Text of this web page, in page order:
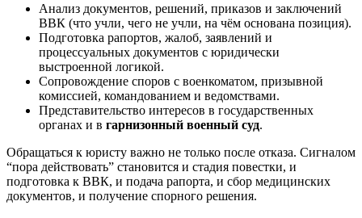
Анализ документов, решений, приказов и заключений
ВВК (что учли, чего не учли, на чём основана позиция).
Подготовка рапортов, жалоб, заявлений и
процессуальных документов с юридически
выстроенной логикой.
Сопровождение споров с военкоматом, призывной
комиссией, командованием и ведомствами.
Представительство интересов в государственных
органах и в гарнизонный военный суд.
Обращаться к юристу важно не только после отказа. Сигналом
“пора действовать” становится и стадия повестки, и
подготовка к ВВК, и подача рапорта, и сбор медицинских
документов, и получение спорного решения.